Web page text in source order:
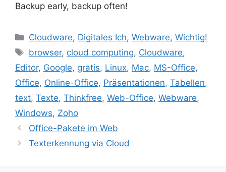
Backup early, backup often!
Kategorien
Cloudware, Digitales Ich,Webware,Wichtig!
Schlagwörter
browser, cloud computing, Cloudware,
Editor, Google, gratis, Linux, Mac, MS-Office,
Office, Online-Office, Präsentationen, Tabellen,
text, Texte, Thinkfree, Web-Office, Webware,
Windows, Zoho
Office-Pakete im Web
Texterkennung via Cloud